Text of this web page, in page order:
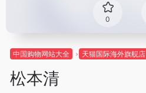
0
中国购物网站大全 天猫国际海外旗舰店
松本清